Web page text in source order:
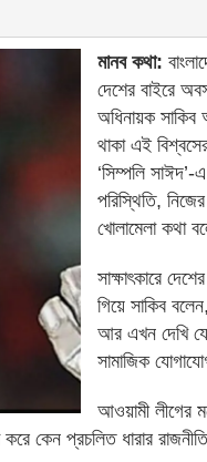
মানব কথা:
দেশের বাইরে
অধিনায়ক সাকিব
থাকা এই
‘সিম্পলি সাঈদ’-
পরিস্থিতি,
খোলামেলা কথা
সাক্ষাৎকারে
গিয়ে সাকিব
আর এখন দেখি
সামাজিক
আওয়ামী লীগের
কেন প্রচলিত ধারার